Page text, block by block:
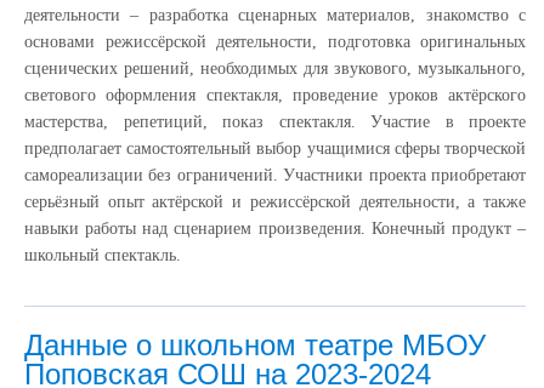
деятельности – разработка сценарных материалов, знакомство с
основами режиссёрской деятельности, подготовка оригинальных
сценических решений, необходимых для звукового, музыкального,
светового оформления спектакля, проведение уроков актёрского
мастерства, репетиций, показ спектакля. Участие в проекте
предполагает самостоятельный выбор учащимися сферы творческой
самореализации без ограничений. Участники проекта приобретают
серьёзный опыт актёрской и режиссёрской деятельности, а также
навыки работы над сценарием произведения. Конечный продукт –
школьный спектакль.
Данные о школьном театре МБОУ
Поповская СОШ на 2023-2024